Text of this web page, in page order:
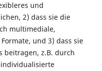
und
2) dass sie die
multimediale,
und 3) dass sie
beitragen, z.B. durch
individualisierte